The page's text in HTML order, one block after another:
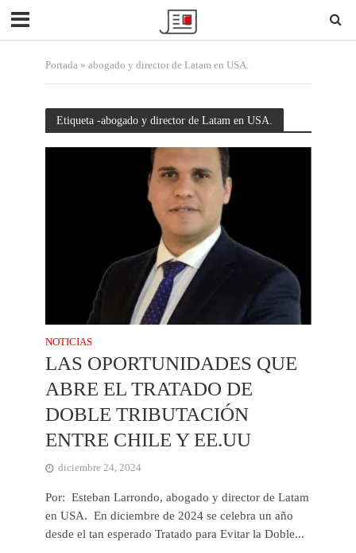
Portada» abogado y director de Latam en USA.
Etiqueta -abogado y director de Latam en USA.
NOTICIAS
LAS OPORTUNIDADES QUE
ABRE EL TRATADO DE
DOBLE TRIBUTACIÓN
ENTRE CHILE Y EE.UU
diciembre 24, 2024
Por: Esteban Larrondo, abogado y director de Latam
en USA. En diciembre de 2024 se celebra un año
desde el tan esperado Tratado para Evitar la Doble...